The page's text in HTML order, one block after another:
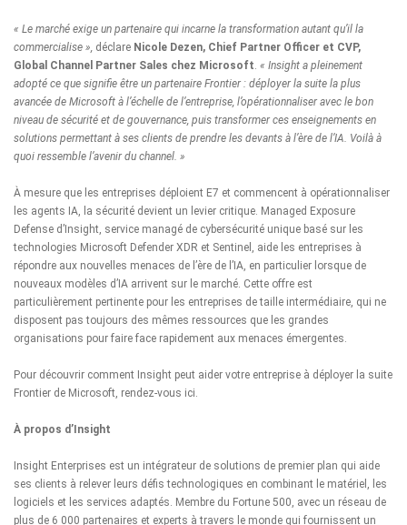
« Le marché exige un partenaire qui incarne la transformation autant qu’il la
commercialise », déclare Nicole Dezen, Chief Partner Officer et CVP,
Global Channel Partner Sales chez Microsoft. « Insight a pleinement
adopté ce que signifie être un partenaire Frontier : déployer la suite la plus
avancée de Microsoft à l’échelle de l’entreprise, l’opérationnaliser avec le bon
niveau de sécurité et de gouvernance, puis transformer ces enseignements en
solutions permettant à ses clients de prendre les devants à l’ère de l’IA. Voilà à
quoi ressemble l’avenir du channel. »
À mesure que les entreprises déploient E7 et commencent à opérationnaliser
les agents IA, la sécurité devient un levier critique. Managed Exposure
Defense d’Insight, service managé de cybersécurité unique basé sur les
technologies Microsoft Defender XDR et Sentinel, aide les entreprises à
répondre aux nouvelles menaces de l’ère de l’IA, en particulier lorsque de
nouveaux modèles d’IA arrivent sur le marché. Cette offre est
particulièrement pertinente pour les entreprises de taille intermédiaire, qui ne
disposent pas toujours des mêmes ressources que les grandes
organisations pour faire face rapidement aux menaces émergentes.
Pour découvrir comment Insight peut aider votre entreprise à déployer la suite
Frontier de Microsoft, rendez-vous ici.
À propos d’Insight
Insight Enterprises est un intégrateur de solutions de premier plan qui aide
ses clients à relever leurs défis technologiques en combinant le matériel, les
logiciels et les services adaptés. Membre du Fortune 500, avec un réseau de
plus de 6 000 partenaires et experts à travers le monde qui fournissent un